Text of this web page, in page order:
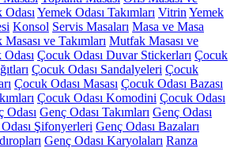
Odası Yemek Odası Takımları Vitrin Yemek
Konsol Servis Masaları Masa ve Masa
Masası ve Takımları Mutfak Masası ve
Çocuk Odası Duvar Stickerları Çocuk
Çocuk Odası Sandalyeleri Çocuk
Çocuk Odası Masası Çocuk Odası Bazası
Çocuk Odası Komodini Çocuk Odası
Odası Genç Odası Takımları Genç Odası
Şifonyerleri Genç Odası Bazaları
Genç Odası Karyolaları Ranza